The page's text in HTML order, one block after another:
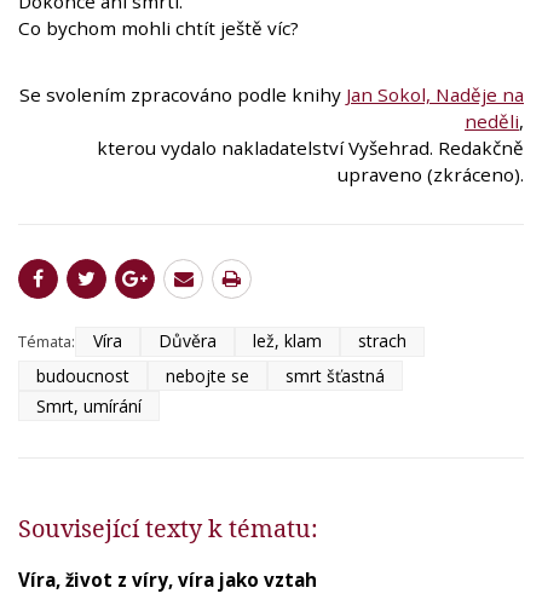
Co bychom mohli chtít ještě víc?
Se svolením zpracováno podle knihy Jan Sokol, Naděje na
neděli,
kterou vydalo nakladatelství Vyšehrad. Redakčně
upraveno (zkráceno).
Témata: Víra Důvěra lež, klam
strach
budoucnost
nebojte se
smrt šťastná
Smrt, umírání
Související texty k tématu:
Víra, život z víry, víra jako vztah